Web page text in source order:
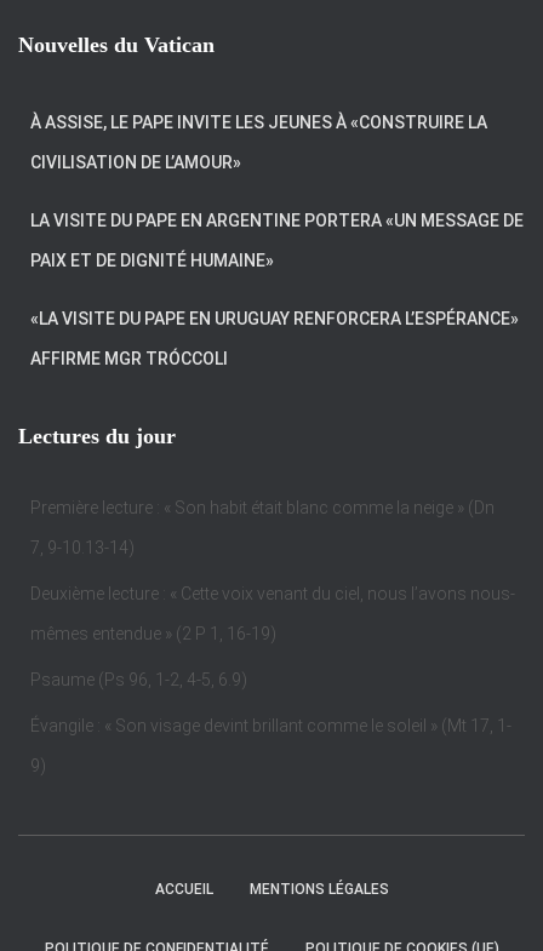
Nouvelles du Vatican
À ASSISE, LE PAPE INVITE LES JEUNES À «CONSTRUIRE LA
CIVILISATION DE L’AMOUR»
LA VISITE DU PAPE EN ARGENTINE PORTERA «UN MESSAGE DE
PAIX ET DE DIGNITÉ HUMAINE»
«LA VISITE DU PAPE EN URUGUAY RENFORCERA L’ESPÉRANCE»
AFFIRME MGR TRÓCCOLI
Lectures du jour
Première lecture : « Son habit était blanc comme la neige » (Dn
7, 9-10.13-14)
Deuxième lecture : « Cette voix venant du ciel, nous l’avons nous-
mêmes entendue » (2 P 1, 16-19)
Psaume (Ps 96, 1-2, 4-5, 6.9)
Évangile : « Son visage devint brillant comme le soleil » (Mt 17, 1-
9)
ACCUEIL MENTIONS LÉGALES